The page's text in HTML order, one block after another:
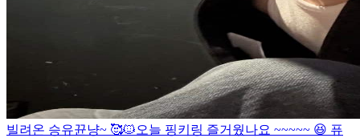
빌려온 승유뀬냥~ 🥰🐱오늘 핑키링 즐거웠나요 ~~~~~ 😆 퓨